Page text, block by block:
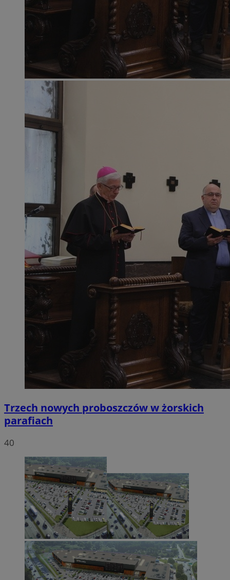
Trzech nowych proboszczów w żorskich
parafiach
40